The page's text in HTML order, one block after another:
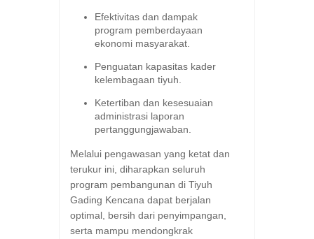
​Efektivitas dan dampak
program pemberdayaan
ekonomi masyarakat.
​Penguatan kapasitas kader
kelembagaan tiyuh.
​Ketertiban dan kesesuaian
administrasi laporan
pertanggungjawaban.
​Melalui pengawasan yang ketat dan
terukur ini, diharapkan seluruh
program pembangunan di Tiyuh
Gading Kencana dapat berjalan
optimal, bersih dari penyimpangan,
serta mampu mendongkrak